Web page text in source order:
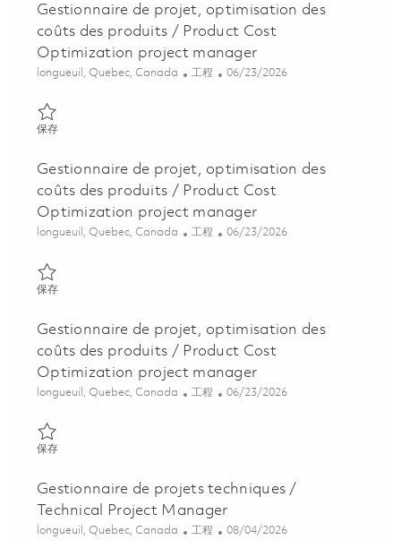
Gestionnaire de projet, optimisation des
coûts des produits / Product Cost
Optimization project manager
位置
longueuil, Quebec, Canada 类别
工程 Posted Date
06/23/2026
保存保存 Gestionnaire de projet, optimisation des coûts des
Gestionnaire de projet, optimisation des
coûts des produits / Product Cost
Optimization project manager
位置
longueuil, Quebec, Canada 类别
工程 Posted Date
06/23/2026
保存保存 Gestionnaire de projet, optimisation des coûts des
Gestionnaire de projet, optimisation des
coûts des produits / Product Cost
Optimization project manager
位置
longueuil, Quebec, Canada 类别
工程 Posted Date
06/23/2026
保存保存 Gestionnaire de projet, optimisation des coûts des
Gestionnaire de projets techniques /
Technical Project Manager
位置
longueuil, Quebec, Canada 类别
工程 Posted Date
08/04/2026